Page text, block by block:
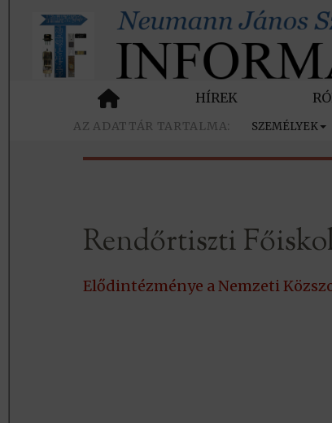
HÍREK
SZEMÉLYEK
Rendőrtiszti
Elődintézménye a Nemzeti